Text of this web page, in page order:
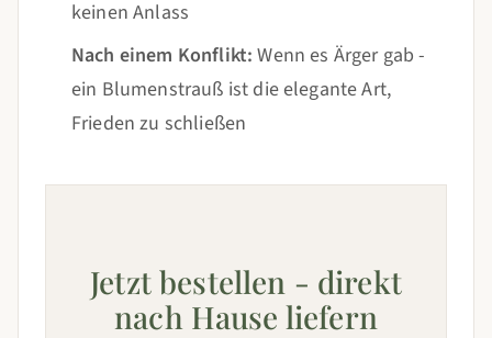
keinen Anlass
Nach einem Konflikt: Wenn es Ärger gab -
ein Blumenstrauß ist die elegante Art,
Frieden zu schließen
Jetzt bestellen - direkt
nach Hause liefern